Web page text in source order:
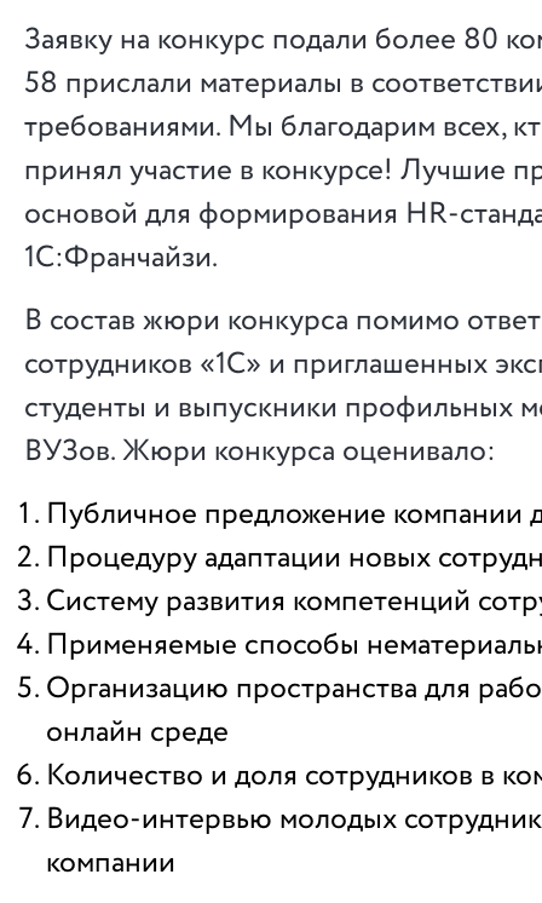
Заявку на конкурс подали более 80
58 прислали материалы в
требованиями. Мы благодарим всех,
принял участие в конкурсе! Лучшие
основой для формирования HR-
1С:Франчайзи.
В состав жюри конкурса помимо
сотрудников «1С» и приглашенных
студенты и выпускники профильных
ВУЗов. Жюри конкурса оценивало:
Публичное предложение компании
Процедуру адаптации новых
Систему развития компетенций
Применяемые способы
Организацию пространства для
онлайн среде
Количество и доля сотрудников в
Видео-интервью молодых
компании